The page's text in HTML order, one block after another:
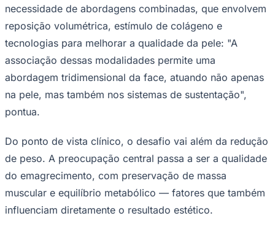
Corinthians
necessidade de abordagens combinadas, que envolvem
reposição volumétrica, estímulo de colágeno e
tecnologias para melhorar a qualidade da pele: "A
associação dessas modalidades permite uma
abordagem tridimensional da face, atuando não apenas
na pele, mas também nos sistemas de sustentação",
pontua.
Do ponto de vista clínico, o desafio vai além da redução
de peso. A preocupação central passa a ser a qualidade
do emagrecimento, com preservação de massa
muscular e equilíbrio metabólico — fatores que também
influenciam diretamente o resultado estético.